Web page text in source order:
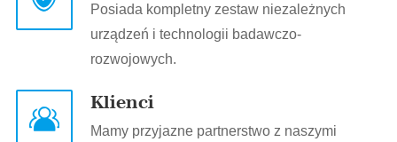
Posiada kompletny zestaw niezależnych
urządzeń i technologii badawczo-
rozwojowych.
Klienci
Mamy przyjazne partnerstwo z naszymi